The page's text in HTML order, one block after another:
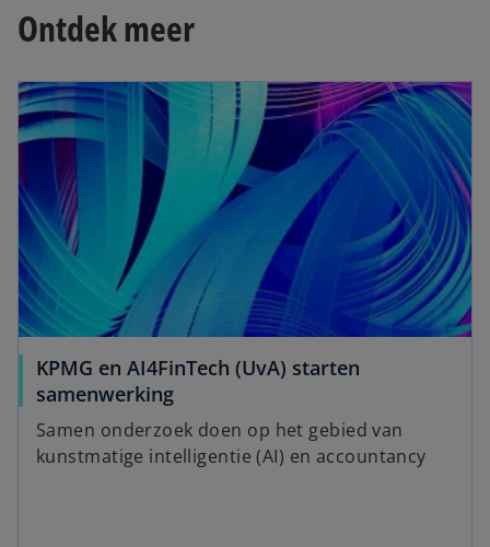
Ontdek meer
KPMG en AI4FinTech (UvA) starten
samenwerking
Samen onderzoek doen op het gebied van
kunstmatige intelligentie (AI) en accountancy